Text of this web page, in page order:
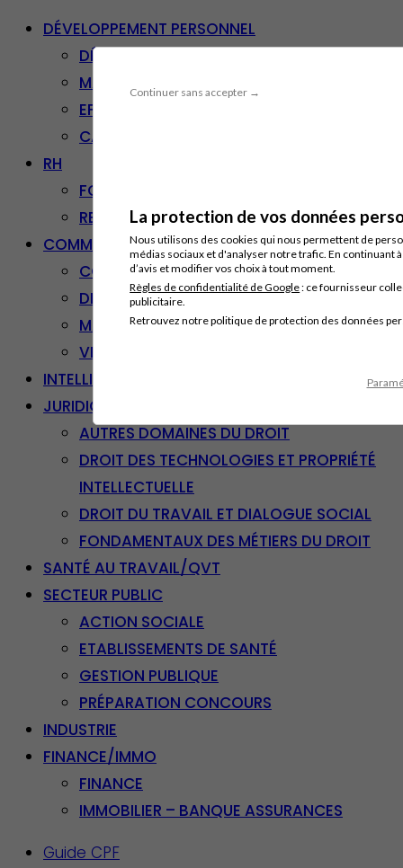
Continuer sans accepter →
La protection de vos données
Nous utilisons des cookies qui nous permettent de
médias sociaux et d'analyser notre trafic. En continuant
d’avis et modifier vos choix à tout moment.
Règles de confidentialité de Google: ce fournisseur
publicitaire.
Retrouvez notre politique de protection des données
DÉVELOPPEMENT PERSONNEL
DÉVELOPPEMENT PERSONNEL
MANAGEMENT
EFFICACITÉ PROFESSIONNELLE
CARRIÈRE & RECONVERSION
RH
FORMATION PROFESSIONNELLE
RESSOURCES HUMAINES
COMMUNICATION/DIGITAL
COMMUNICATION
DIGITAL
MARKETING
VENTE – RELATION CLIENT
INTELLIGENCE ARTIFICIELLE
JURIDIQUE
AUTRES DOMAINES DU DROIT
DROIT DES TECHNOLOGIES ET PROPRIÉTÉ
INTELLECTUELLE
DROIT DU TRAVAIL ET DIALOGUE SOCIAL
FONDAMENTAUX DES MÉTIERS DU DROIT
SANTÉ AU TRAVAIL/QVT
SECTEUR PUBLIC
ACTION SOCIALE
ETABLISSEMENTS DE SANTÉ
GESTION PUBLIQUE
PRÉPARATION CONCOURS
INDUSTRIE
FINANCE/IMMO
FINANCE
IMMOBILIER – BANQUE ASSURANCES
Guide CPF